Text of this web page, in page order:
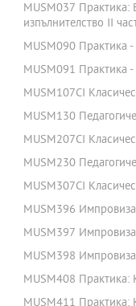
MUSM037 Практика:
изпълнителство II
MUSM090 Практика -
MUSM091 Практика -
MUSM107CI
MUSM130
MUSM207CI
MUSM230
MUSM307CI
MUSM396
MUSM397
MUSM398
MUSM408 Практика: